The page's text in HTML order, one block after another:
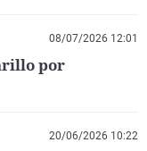
08/07/2026 12:01
por
20/06/2026 10:22